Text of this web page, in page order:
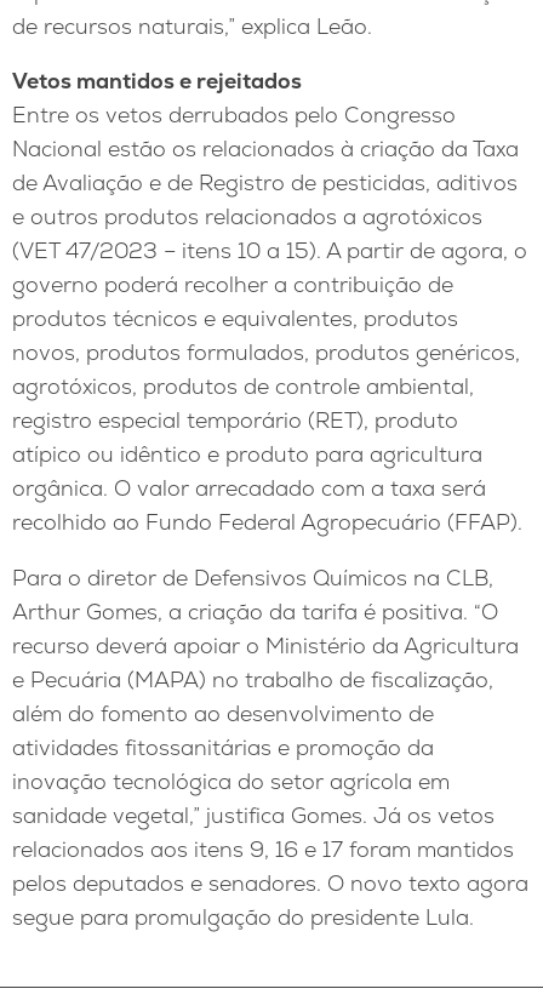
de recursos naturais,” explica Leão.
Vetos mantidos e rejeitados
Entre os vetos derrubados pelo Congresso
Nacional estão os relacionados à criação da Taxa
de Avaliação e de Registro de pesticidas, aditivos
e outros produtos relacionados a agrotóxicos
(VET 47/2023 – itens 10 a 15). A partir de agora, o
governo poderá recolher a contribuição de
produtos técnicos e equivalentes, produtos
novos, produtos formulados, produtos genéricos,
agrotóxicos, produtos de controle ambiental,
registro especial temporário (RET), produto
atípico ou idêntico e produto para agricultura
orgânica. O valor arrecadado com a taxa será
recolhido ao Fundo Federal Agropecuário (FFAP).
Para o diretor de Defensivos Químicos na CLB,
Arthur Gomes, a criação da tarifa é positiva. “O
recurso deverá apoiar o Ministério da Agricultura
e Pecuária (MAPA) no trabalho de fiscalização,
além do fomento ao desenvolvimento de
atividades fitossanitárias e promoção da
inovação tecnológica do setor agrícola em
sanidade vegetal,” justifica Gomes. Já os vetos
relacionados aos itens 9, 16 e 17 foram mantidos
pelos deputados e senadores. O novo texto agora
segue para promulgação do presidente Lula.